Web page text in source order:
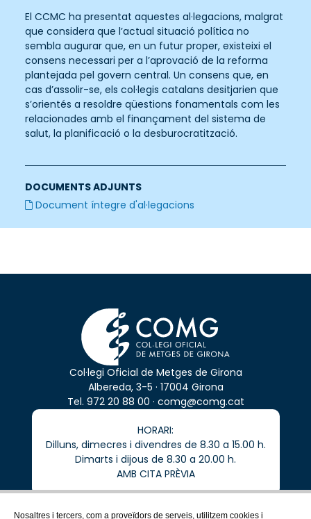
Nosaltres i tercers, com a proveïdors de serveis, utilitzem cookies i
El CCMC ha presentat aquestes al·legacions, malgrat
que considera que l’actual situació política no
sembla augurar que, en un futur proper, existeixi el
consens necessari per a l’aprovació de la reforma
plantejada pel govern central. Un consens que, en
cas d’assolir-se, els col·legis catalans desitjarien que
s’orientés a resoldre qüestions fonamentals com les
relacionades amb el finançament del sistema de
salut, la planificació o la desburocratització.
DOCUMENTS ADJUNTS
Document íntegre d'al·legacions
Col·legi Oficial de Metges de Girona
Albereda, 3-5 · 17004 Girona
Tel. 972 20 88 00 · comg@comg.cat
HORARI:
Dilluns, dimecres i divendres de 8.30 a 15.00 h.
Dimarts i dijous de 8.30 a 20.00 h.
AMB CITA PRÈVIA